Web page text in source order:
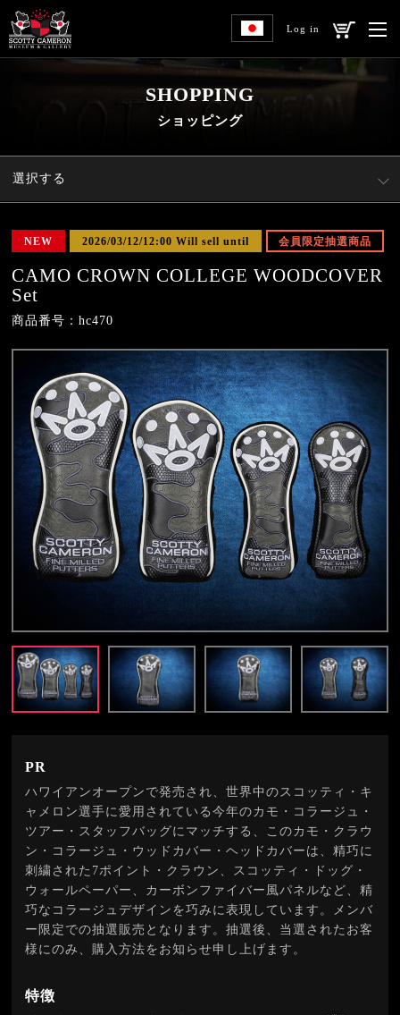
Log in
SHOPPING
ショッピング
選択する
NEW 2026/03/12/12:00 Will sell until 会員限定抽選商品
CAMO CROWN COLLEGE WOODCOVER
Set
商品番号：hc470
PR
ハワイアンオープンで発売され、世界中のスコッティ・キ
ャメロン選手に愛用されている今年のカモ・コラージュ・
ツアー・スタッフバッグにマッチする、このカモ・クラウ
ン・コラージュ・ウッドカバー・ヘッドカバーは、精巧に
刺繍された7ポイント・クラウン、スコッティ・ドッグ・
ウォールペーパー、カーボンファイバー風パネルなど、精
巧なコラージュデザインを巧みに表現しています。メンバ
ー限定での抽選販売となります。抽選後、当選されたお客
様にのみ、購入方法をお知らせ申し上げます。
特徴